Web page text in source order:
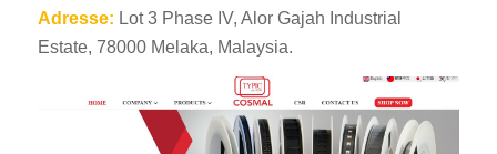
Adresse: Lot 3 Phase IV, Alor Gajah Industrial
Estate, 78000 Melaka, Malaysia.